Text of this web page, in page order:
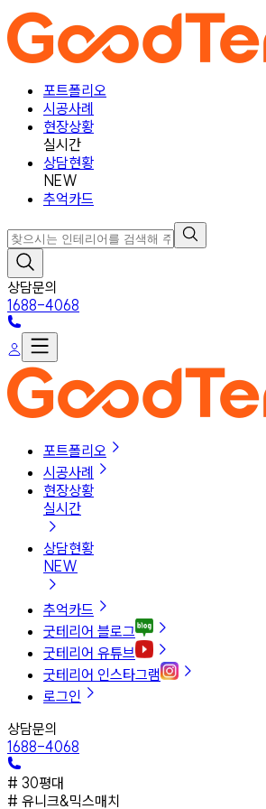
포트폴리오
시공사례
현장상황
실시간
상담현황
NEW
추억카드
상담문의
1688-4068
포트폴리오
시공사례
현장상황
실시간
상담현황
NEW
추억카드
굿테리어 블로그
굿테리어 유튜브
굿테리어 인스타그램
로그인
상담문의
1688-4068
# 30평대
# 유니크&믹스매치